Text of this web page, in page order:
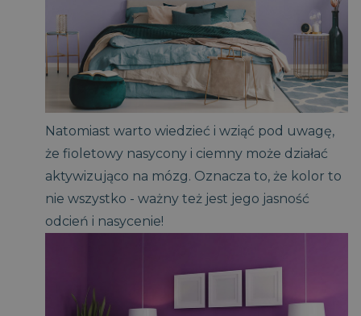
Natomiast warto wiedzieć i wziąć pod uwagę,
że fioletowy nasycony i ciemny może działać
aktywizująco na mózg. Oznacza to, że kolor to
nie wszystko - ważny też jest jego jasność
odcień i nasycenie!